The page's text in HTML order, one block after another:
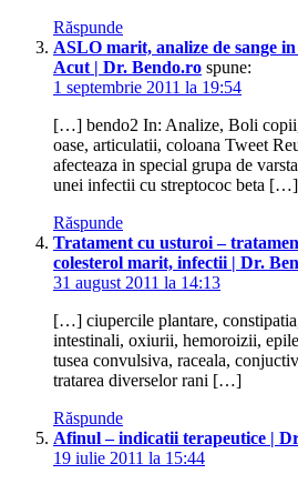
Răspunde
ASLO marit, analize de sange
Acut | Dr. Bendo.ro spune:
1 septembrie 2011 la 19:54
[…] bendo2 In: Analize, Boli
oase, articulatii, coloana Tweet
afecteaza in special grupa de
unei infectii cu streptococ beta […]
Răspunde
Tratament cu usturoi –
colesterol marit, infectii | Dr.
31 august 2011 la 14:13
[…] ciupercile plantare,
intestinali, oxiurii, hemoroizii,
tusea convulsiva, raceala,
tratarea diverselor rani […]
Răspunde
Afinul – indicatii terapeutice |
19 iulie 2011 la 15:44